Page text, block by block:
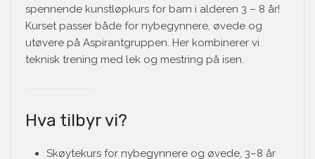
spennende kunstløpkurs for barn i alderen 3 – 8 år!
Kurset passer både for nybegynnere, øvede og
utøvere på Aspirantgruppen. Her kombinerer vi
teknisk trening med lek og mestring på isen.
Hva tilbyr vi?
Skøytekurs for nybegynnere og øvede, 3–8 år